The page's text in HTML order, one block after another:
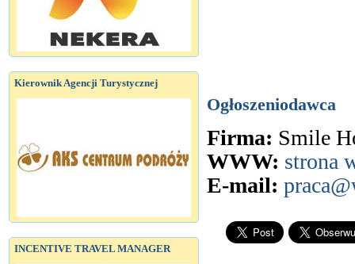
Kierownik Agencji Turystycznej
INCENTIVE TRAVEL MANAGER
Ogłoszeniodawca
Firma: Smile
WWW: strona
E-mail: